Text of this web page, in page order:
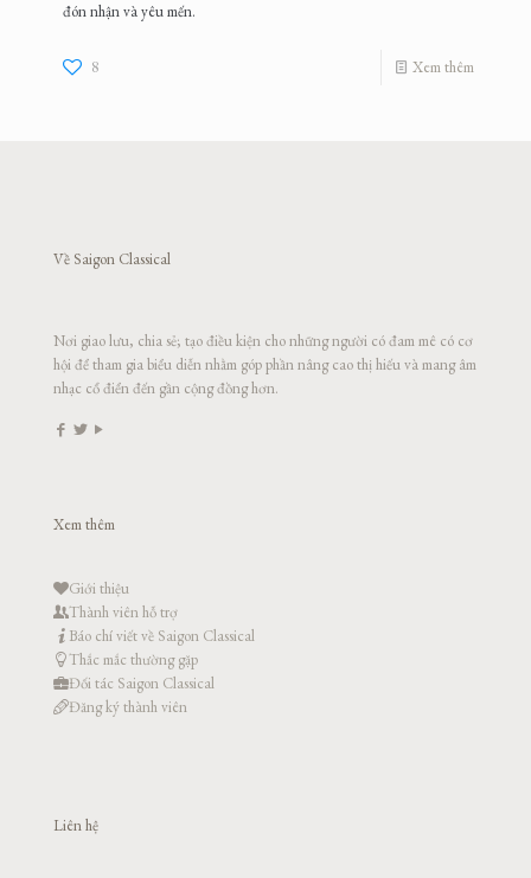
đón nhận và yêu mến.
8 Xem thêm
Về Saigon Classical
Nơi giao lưu, chia sẻ; tạo điều kiện cho những người có đam mê có cơ
hội để tham gia biểu diễn nhằm góp phần nâng cao thị hiếu và mang âm
nhạc cổ điển đến gần cộng đồng hơn.
Xem thêm
Giới thiệu
Thành viên hỗ trợ
Báo chí viết về Saigon Classical
Thắc mắc thường gặp
Đối tác Saigon Classical
Đăng ký thành viên
Liên hệ